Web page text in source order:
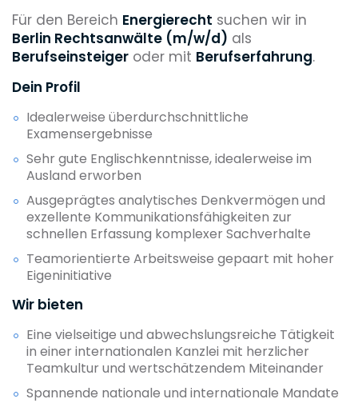
Für den Bereich Energierecht suchen wir in
Berlin Rechtsanwälte (m/w/d) als
Berufseinsteiger oder mit Berufserfahrung.
Dein Profil
Idealerweise überdurchschnittliche
Examensergebnisse
Sehr gute Englischkenntnisse, idealerweise im
Ausland erworben
Ausgeprägtes analytisches Denkvermögen und
exzellente Kommunikationsfähigkeiten zur
schnellen Erfassung komplexer Sachverhalte
Teamorientierte Arbeitsweise gepaart mit hoher
Eigeninitiative
Wir bieten
Eine vielseitige und abwechslungsreiche Tätigkeit
in einer internationalen Kanzlei mit herzlicher
Teamkultur und wertschätzendem Miteinander
Spannende nationale und internationale Mandate